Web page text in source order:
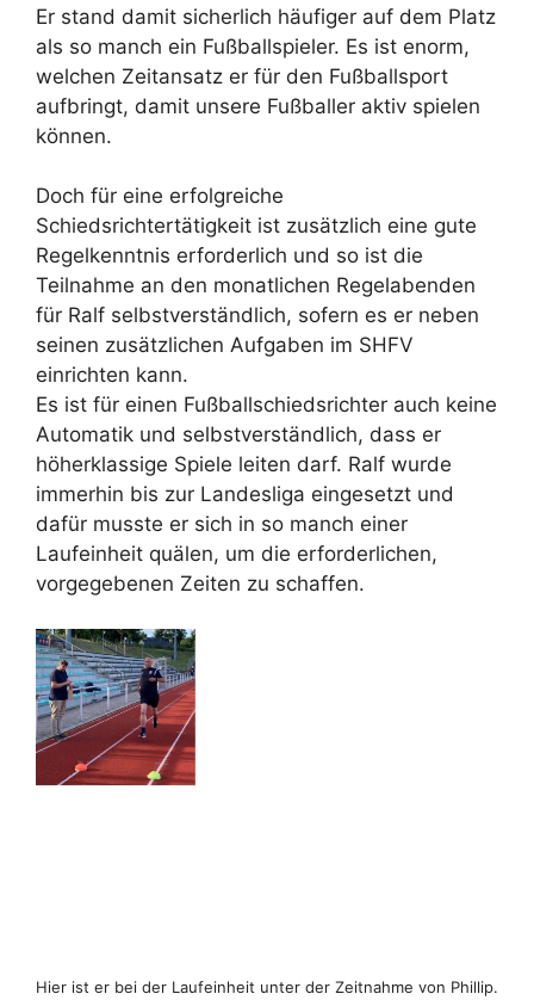
Er stand damit sicherlich häufiger auf dem Platz
als so manch ein Fußballspieler. Es ist enorm,
welchen Zeitansatz er für den Fußballsport
aufbringt, damit unsere Fußballer aktiv spielen
können.
Doch für eine erfolgreiche
Schiedsrichtertätigkeit ist zusätzlich eine gute
Regelkenntnis erforderlich und so ist die
Teilnahme an den monatlichen Regelabenden
für Ralf selbstverständlich, sofern es er neben
seinen zusätzlichen Aufgaben im SHFV
einrichten kann.
Es ist für einen Fußballschiedsrichter auch keine
Automatik und selbstverständlich, dass er
höherklassige Spiele leiten darf. Ralf wurde
immerhin bis zur Landesliga eingesetzt und
dafür musste er sich in so manch einer
Laufeinheit quälen, um die erforderlichen,
vorgegebenen Zeiten zu schaffen.
Hier ist er bei der Laufeinheit unter der Zeitnahme von Phillip.